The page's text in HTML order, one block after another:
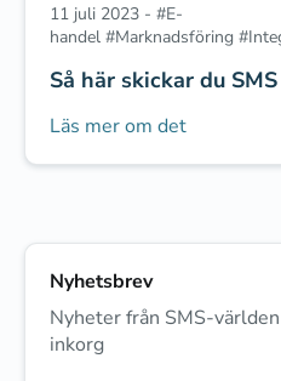
11 juli 2023 - #E-
handel #Marknadsföring #
Så här skickar du
Läs mer om det
Nyhetsbrev
Nyheter från SMS-
inkorg